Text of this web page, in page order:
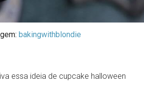
bakingwithblondie
essa ideia de cupcake halloween